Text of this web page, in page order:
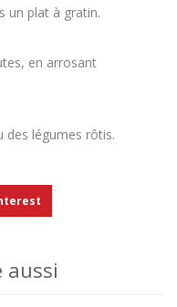
un plat à gratin.
en arrosant
des légumes rôtis.
aussi